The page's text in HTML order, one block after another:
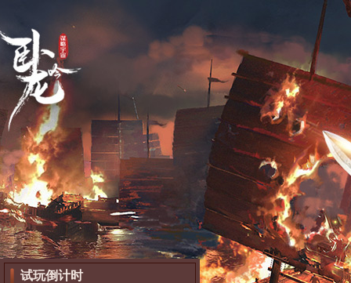
试玩倒计时